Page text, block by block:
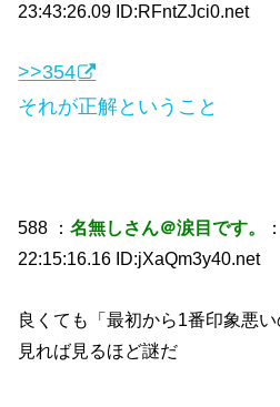
23:43:26.09 ID:RFntZJci0.net
>>354
それが正解ということ
588 ：名無しさん＠涙目です。
22:15:16.16 ID:jXaQm3y40.net
良くても「最初から1番印象悪
見れば見るほど謎だ